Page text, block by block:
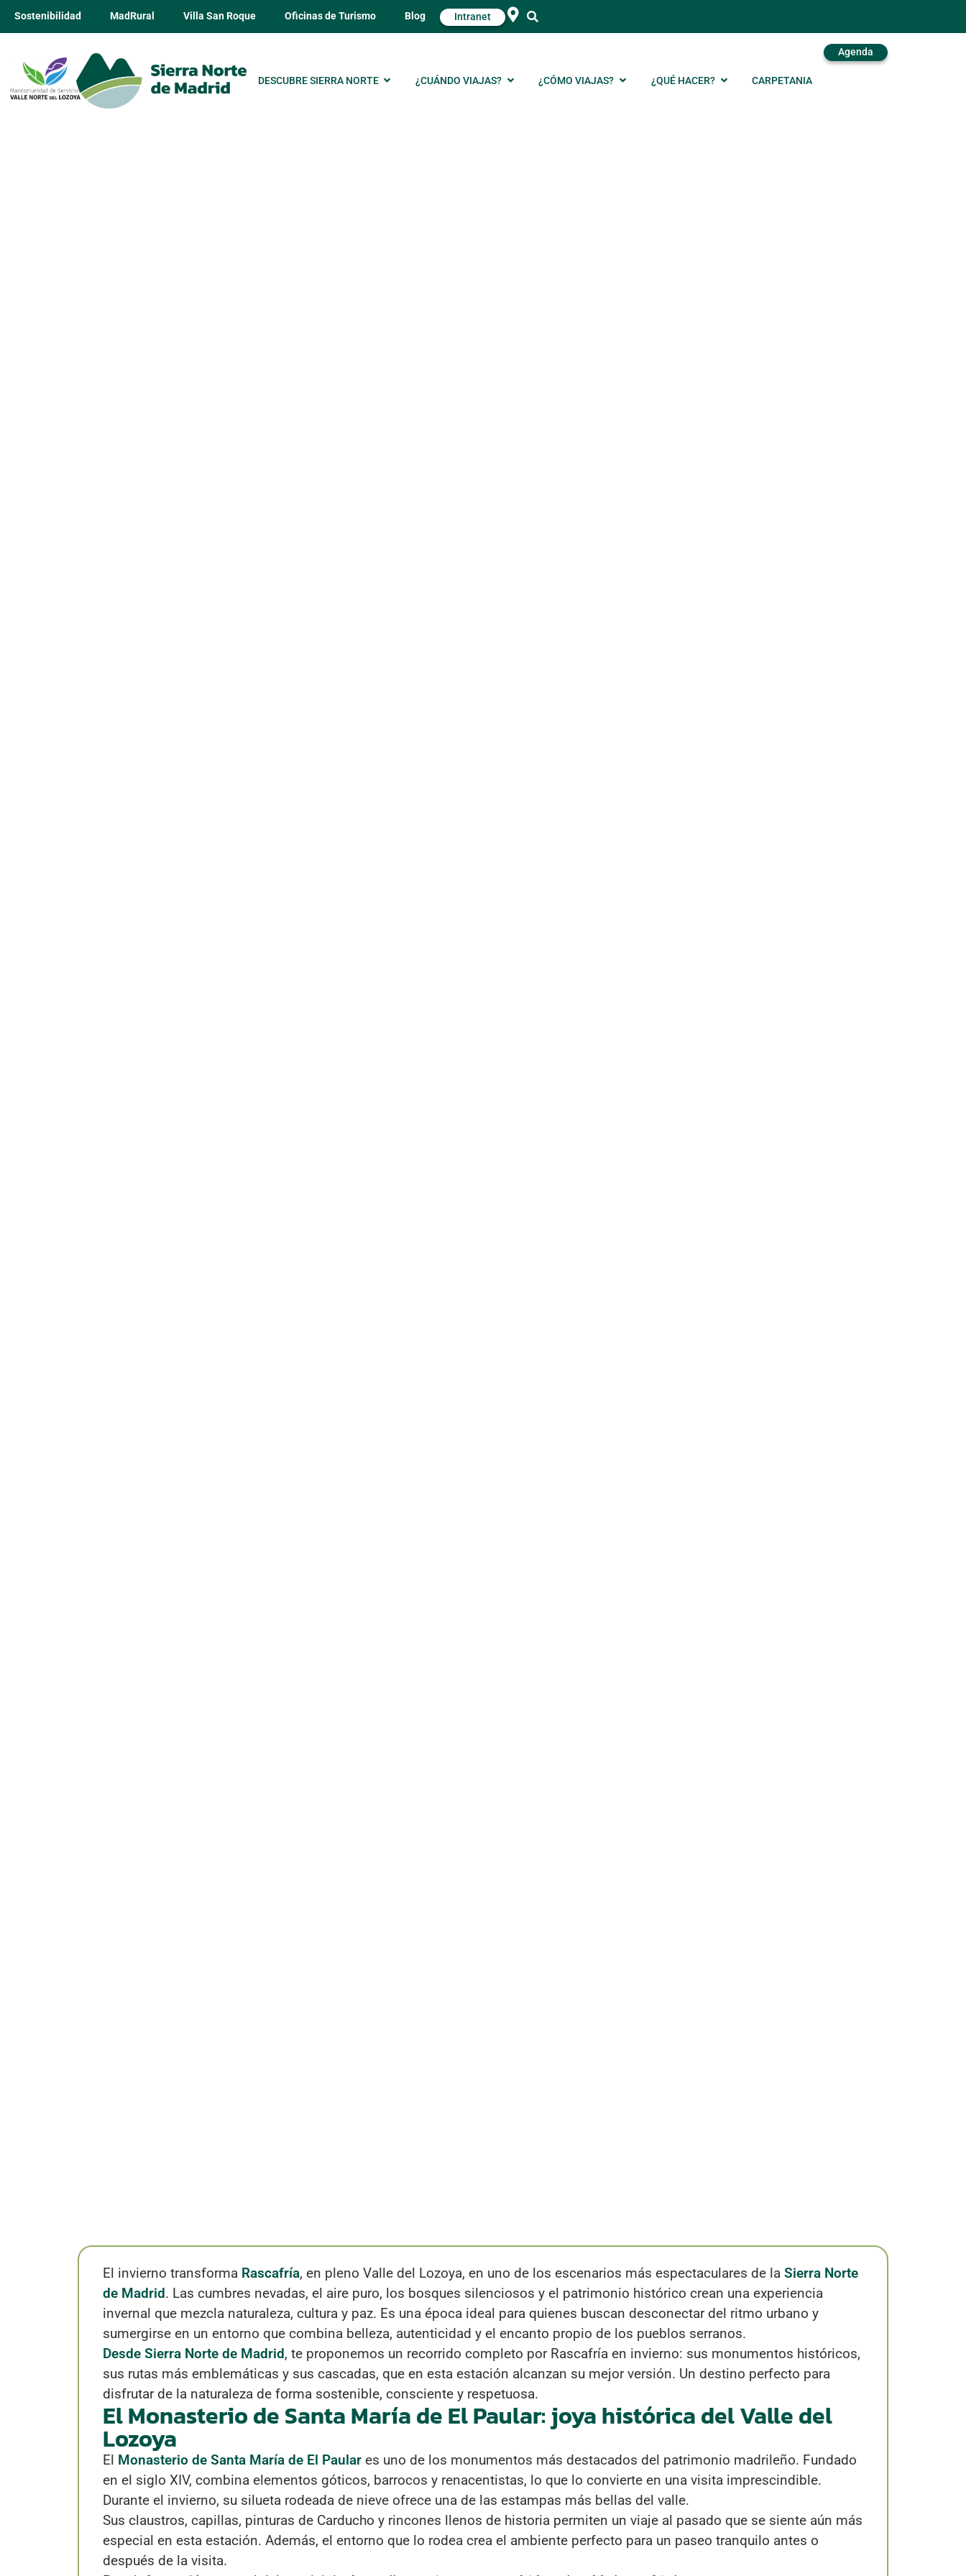
Sostenibilidad MadRural Villa San Roque Oficinas de Turismo Blog Intranet
DESCUBRE SIERRA NORTE ¿CUÁNDO VIAJAS? ¿CÓMO VIAJAS? ¿QUÉ HACER? CARPETANIA
Agenda
El invierno transforma Rascafría, en pleno Valle del Lozoya, en uno de los escenarios más espectaculares de laSierra Norte
de Madrid. Las cumbres nevadas, el aire puro, los bosques silenciosos y el patrimonio histórico crean una experiencia
invernal que mezcla naturaleza, cultura y paz. Es una época ideal para quienes buscan desconectar del ritmo urbano y
sumergirse en un entorno que combina belleza, autenticidad y el encanto propio de los pueblos serranos.
Desde Sierra Norte de Madrid, te proponemos un recorrido completo por Rascafría en invierno: sus monumentos históricos,
sus rutas más emblemáticas y sus cascadas, que en esta estación alcanzan su mejor versión. Un destino perfecto para
disfrutar de la naturaleza de forma sostenible, consciente y respetuosa.
El Monasterio de Santa María de El Paular: joya histórica del Valle del
Lozoya
El Monasterio de Santa María de El Paular es uno de los monumentos más destacados del patrimonio madrileño. Fundado
en el siglo XIV, combina elementos góticos, barrocos y renacentistas, lo que lo convierte en una visita imprescindible.
Durante el invierno, su silueta rodeada de nieve ofrece una de las estampas más bellas del valle.
Sus claustros, capillas, pinturas de Carducho y rincones llenos de historia permiten un viaje al pasado que se siente aún más
especial en esta estación. Además, el entorno que lo rodea crea el ambiente perfecto para un paseo tranquilo antes o
después de la visita.